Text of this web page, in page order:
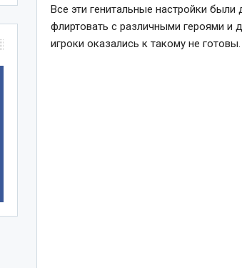
Все эти генитальные настройки
флиртовать с различными героями и
игроки оказались к такому не готовы.